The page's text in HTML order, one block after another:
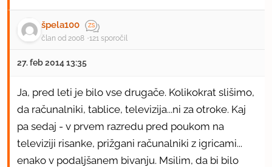
špela100
član od 2008 121 sporočil
27. feb 2014 13:35
Ja, pred leti je bilo vse drugače. Kolikokrat slišimo,
da računalniki, tablice, televizija...ni za otroke. Kaj
pa sedaj - v prvem razredu pred poukom na
televiziji risanke, prižgani računalniki z igricami...
enako v podaljšanem bivanju. Msilim, da bi bilo